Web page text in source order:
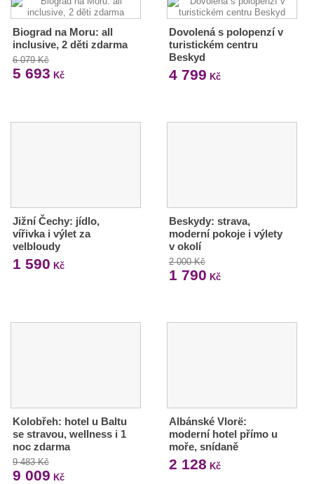
Biograd na Moru: all
inclusive, 2 děti zdarma
6 079 Kč
5 693 Kč
Dovolená s polopenzí v
turistickém centru
Beskyd
4 799 Kč
Jižní Čechy: jídlo,
vířivka i výlet za
velbloudy
1 590 Kč
Beskydy: strava,
moderní pokoje i výlety
v okolí
2 000 Kč
1 790 Kč
Kolobřeh: hotel u Baltu
se stravou, wellness i 1
noc zdarma
9 483 Kč
9 009 Kč
Albánské Vlorë:
moderní hotel přímo u
moře, snídaně
2 128 Kč